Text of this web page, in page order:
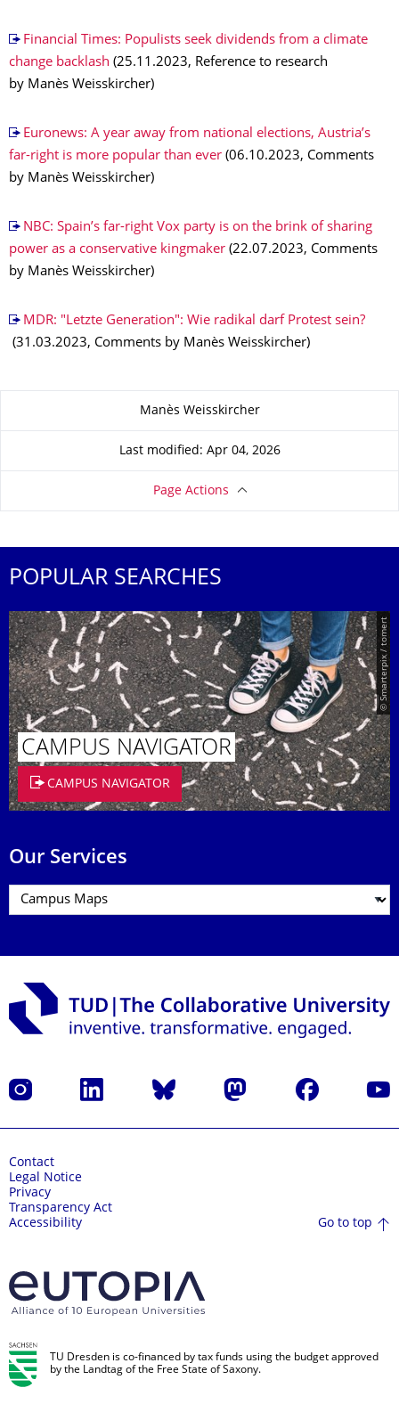
Financial Times: Populists seek dividends from a climate
change backlash (25.11.2023, Reference to research
by Manès Weisskircher)
Euronews: A year away from national elections, Austria’s
far-right is more popular than ever (06.10.2023, Comments
by Manès Weisskircher)
NBC: Spain’s far-right Vox party is on the brink of sharing
power as a conservative kingmaker (22.07.2023, Comments
by Manès Weisskircher)
MDR: "Letzte Generation": Wie radikal darf Protest sein?
(31.03.2023, Comments by Manès Weisskircher)
About this pageManès Weisskircher
Last modified: Apr 04, 2026
Page Actions
POPULAR SEARCHES
© Smarterpix / tomert
CAMPUS NAVIGATOR
CAMPUS NAVIGATOR
Our Services
Instagram LinkedIn Bluesky Mastodon Facebook
Contact
Legal Notice
Privacy
Transparency Act
Accessibility
Go to top
TU Dresden is co-financed by tax funds using the budget approved
by the Landtag of the Free State of Saxony.